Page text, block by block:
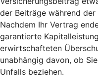
der Beiträge während
Nachdem Ihr Vertrag
garantierte
erwirtschafteten
unabhängig davon, ob
Unfalls beziehen.